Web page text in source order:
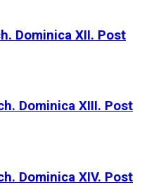
Dominica XII. Post
Dominica XIII. Post
Dominica XIV. Post